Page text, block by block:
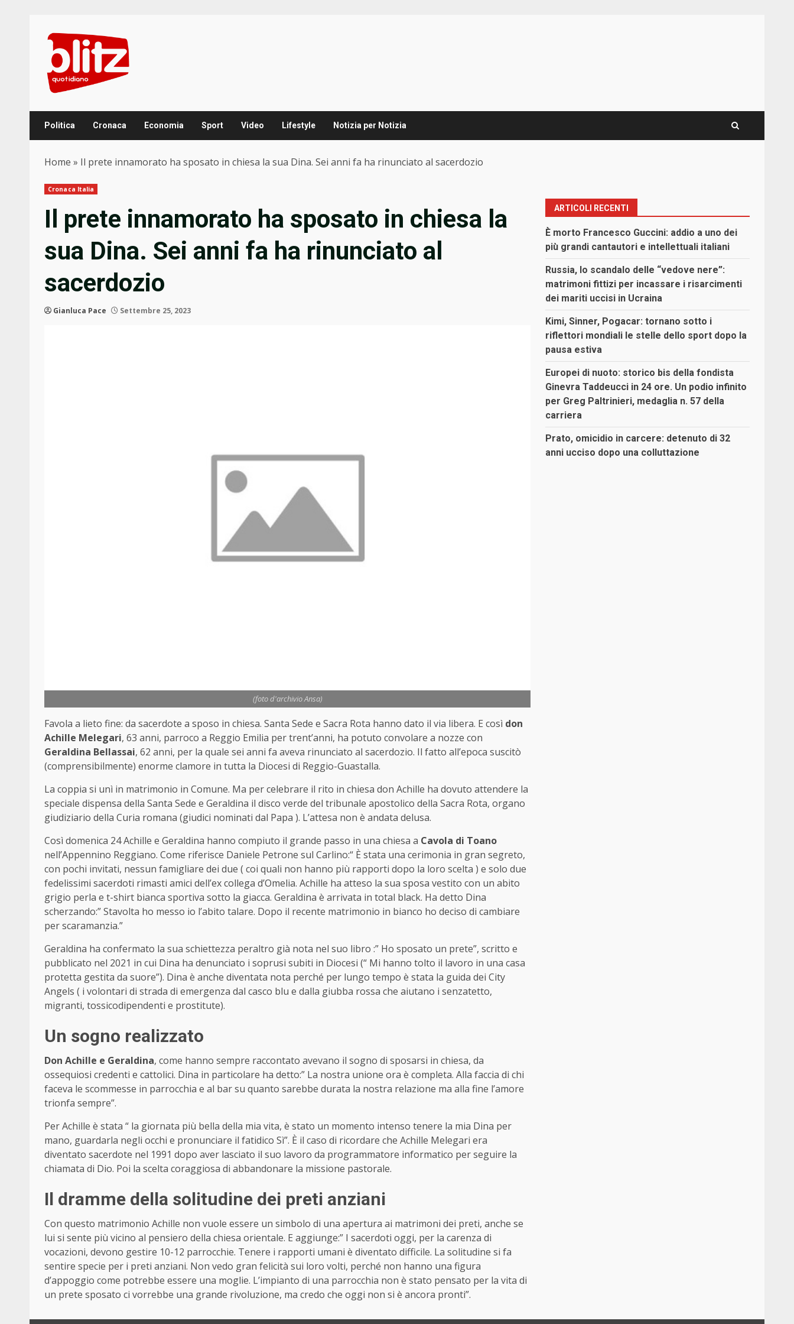
content
Politica Cronaca Economia Sport Video Lifestyle Notizia per Notizia
Home » Il prete innamorato ha sposato in chiesa la sua Dina. Sei anni fa ha rinunciato al sacerdozio
Cronaca Italia
Il prete innamorato ha sposato in chiesa la
sua Dina. Sei anni fa ha rinunciato al
sacerdozio
Gianluca Pace Settembre 25, 2023
(foto d'archivio Ansa)
Favola a lieto fine: da sacerdote a sposo in chiesa. Santa Sede e Sacra Rota hanno dato il via libera. E così don
Achille Melegari, 63 anni, parroco a Reggio Emilia per trent’anni, ha potuto convolare a nozze con
Geraldina Bellassai, 62 anni, per la quale sei anni fa aveva rinunciato al sacerdozio. Il fatto all’epoca suscitò
(comprensibilmente) enorme clamore in tutta la Diocesi di Reggio-Guastalla.
La coppia si unì in matrimonio in Comune. Ma per celebrare il rito in chiesa don Achille ha dovuto attendere la
speciale dispensa della Santa Sede e Geraldina il disco verde del tribunale apostolico della Sacra Rota, organo
giudiziario della Curia romana (giudici nominati dal Papa ). L’attesa non è andata delusa.
Così domenica 24 Achille e Geraldina hanno compiuto il grande passo in una chiesa a Cavola di Toano
nell’Appennino Reggiano. Come riferisce Daniele Petrone sul Carlino:“ È stata una cerimonia in gran segreto,
con pochi invitati, nessun famigliare dei due ( coi quali non hanno più rapporti dopo la loro scelta ) e solo due
fedelissimi sacerdoti rimasti amici dell’ex collega d’Omelia. Achille ha atteso la sua sposa vestito con un abito
grigio perla e t-shirt bianca sportiva sotto la giacca. Geraldina è arrivata in total black. Ha detto Dina
scherzando:” Stavolta ho messo io l’abito talare. Dopo il recente matrimonio in bianco ho deciso di cambiare
per scaramanzia.”
Geraldina ha confermato la sua schiettezza peraltro già nota nel suo libro :” Ho sposato un prete”, scritto e
pubblicato nel 2021 in cui Dina ha denunciato i soprusi subiti in Diocesi (“ Mi hanno tolto il lavoro in una casa
protetta gestita da suore”). Dina è anche diventata nota perché per lungo tempo è stata la guida dei City
Angels ( i volontari di strada di emergenza dal casco blu e dalla giubba rossa che aiutano i senzatetto,
migranti, tossicodipendenti e prostitute).
Un sogno realizzato
Don Achille e Geraldina, come hanno sempre raccontato avevano il sogno di sposarsi in chiesa, da
ossequiosi credenti e cattolici. Dina in particolare ha detto:” La nostra unione ora è completa. Alla faccia di chi
faceva le scommesse in parrocchia e al bar su quanto sarebbe durata la nostra relazione ma alla fine l’amore
trionfa sempre”.
Per Achille è stata “ la giornata più bella della mia vita, è stato un momento intenso tenere la mia Dina per
mano, guardarla negli occhi e pronunciare il fatidico Sì”. È il caso di ricordare che Achille Melegari era
diventato sacerdote nel 1991 dopo aver lasciato il suo lavoro da programmatore informatico per seguire la
chiamata di Dio. Poi la scelta coraggiosa di abbandonare la missione pastorale.
Il dramme della solitudine dei preti anziani
Con questo matrimonio Achille non vuole essere un simbolo di una apertura ai matrimoni dei preti, anche se
lui si sente più vicino al pensiero della chiesa orientale. E aggiunge:” I sacerdoti oggi, per la carenza di
vocazioni, devono gestire 10-12 parrocchie. Tenere i rapporti umani è diventato difficile. La solitudine si fa
sentire specie per i preti anziani. Non vedo gran felicità sui loro volti, perché non hanno una figura
d’appoggio come potrebbe essere una moglie. L’impianto di una parrocchia non è stato pensato per la vita di
un prete sposato ci vorrebbe una grande rivoluzione, ma credo che oggi non si è ancora pronti”.
ARTICOLI RECENTI
È morto Francesco Guccini: addio a uno dei
più grandi cantautori e intellettuali italiani
Russia, lo scandalo delle “vedove nere”:
matrimoni fittizi per incassare i risarcimenti
dei mariti uccisi in Ucraina
Kimi, Sinner, Pogacar: tornano sotto i
riflettori mondiali le stelle dello sport dopo la
pausa estiva
Europei di nuoto: storico bis della fondista
Ginevra Taddeucci in 24 ore. Un podio infinito
per Greg Paltrinieri, medaglia n. 57 della
carriera
Prato, omicidio in carcere: detenuto di 32
anni ucciso dopo una colluttazione